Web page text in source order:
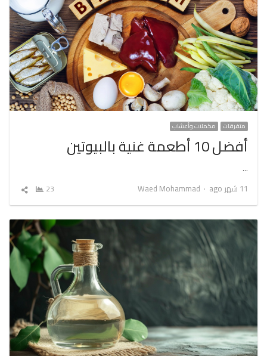
متفرقات مكملات وأعشاب
أفضل 10 أطعمة غنية بالبيوتين
…
11 شهر ago
Author
Waed Mohammad
23
شارك